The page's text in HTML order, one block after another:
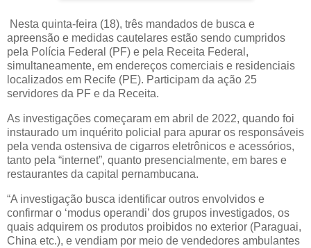
Nesta quinta-feira (18), três mandados de busca e
apreensão e medidas cautelares estão sendo cumpridos
pela Polícia Federal (PF) e pela Receita Federal,
simultaneamente, em endereços comerciais e residenciais
localizados em Recife (PE). Participam da ação 25
servidores da PF e da Receita.
As investigações começaram em abril de 2022, quando foi
instaurado um inquérito policial para apurar os responsáveis
pela venda ostensiva de cigarros eletrônicos e acessórios,
tanto pela “internet”, quanto presencialmente, em bares e
restaurantes da capital pernambucana.
“A investigação busca identificar outros envolvidos e
confirmar o ‘modus operandi’ dos grupos investigados, os
quais adquirem os produtos proibidos no exterior (Paraguai,
China etc.), e vendiam por meio de vendedores ambulantes